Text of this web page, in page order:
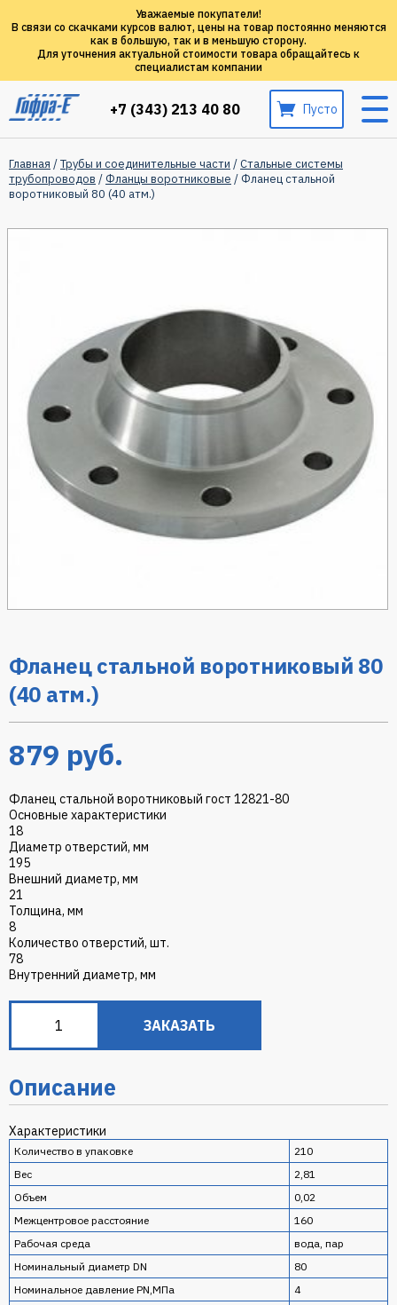
Уважаемые покупатели!
В связи со скачками курсов валют, цены на товар постоянно меняются
как в большую, так и в меньшую сторону.
Для уточнения актуальной стоимости товара обращайтесь к
специалистам компании
+7 (343) 213 40 80 Пусто
Главная /Трубы и соединительные части /Стальные системы
трубопроводов / Фланцы воротниковые / Фланец стальной
воротниковый 80 (40 атм.)
Фланец стальной воротниковый 80
(40 атм.)
879 руб.
Фланец стальной воротниковый гост 12821-80
Основные характеристики
18
Диаметр отверстий, мм
195
Внешний диаметр, мм
21
Толщина, мм
8
Количество отверстий, шт.
78
Внутренний диаметр, мм
ЗАКАЗАТЬ
Описание
Характеристики
Количество в упаковке
210
Вес
2,81
Объем
0,02
Межцентровое расстояние
160
Рабочая среда
вода, пар
Номинальный диаметр DN
80
Номинальное давление PN,МПа
4